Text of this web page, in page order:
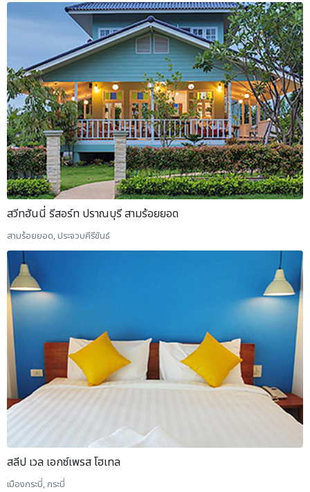
สวีทฮันนี่ รีสอร์ท ปราณบุรี สามร้อยยอด
สามร้อยยอด, ประจวบคีรีขันธ์
สลีป เวล เอกซ์เพรส โฮเทล
เมืองกระบี่, กระบี่